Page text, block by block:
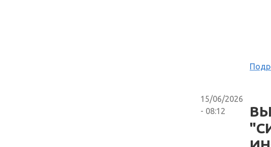
15/06/2026
- 08:12